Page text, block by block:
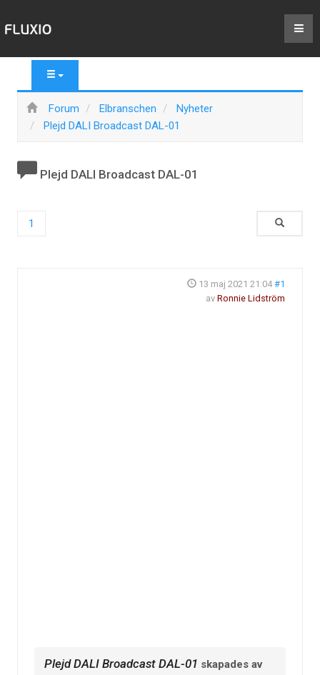
Forum Elbranschen
Nyheter
Plejd DALI Broadcast DAL-01
Plejd DALI Broadcast DAL-01
1
13 maj 2021 21:04 #1
av Ronnie Lidström
Plejd DALI Broadcast DAL-01 skapades av